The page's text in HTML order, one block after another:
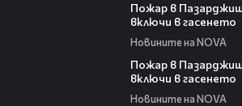
Пожар в
включи в гасенето
Новините на NOVA
Пожар в
включи в гасенето
Новините на NOVA